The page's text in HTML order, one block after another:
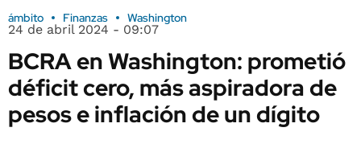
ámbito Finanzas Washington
24 de abril 2024 - 09:07
BCRA en Washington: prometió
déficit cero, más aspiradora de
pesos e inflación de un dígito